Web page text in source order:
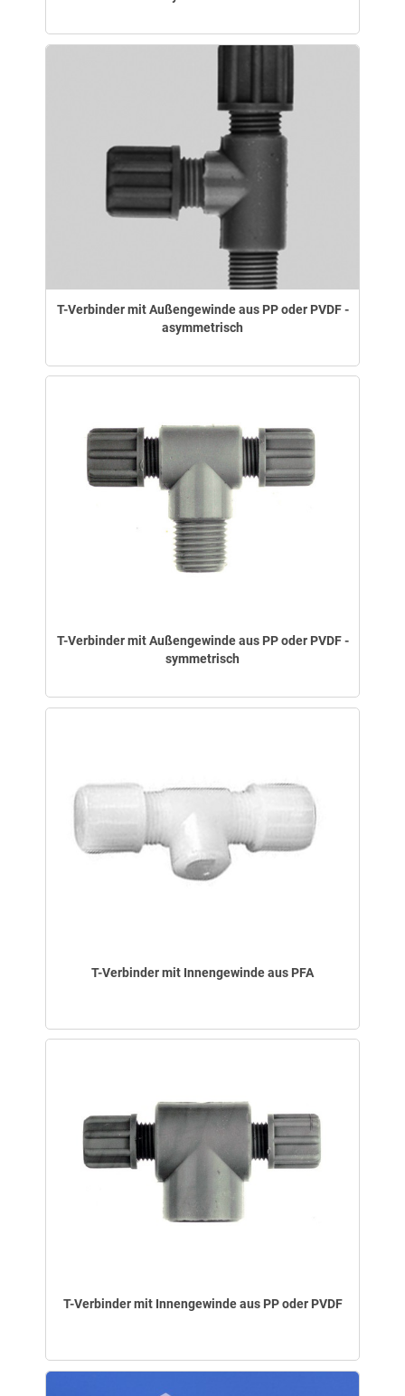
T-Verbinder mit Außengewinde aus PP oder PVDF -
asymmetrisch
T-Verbinder mit Außengewinde aus PP oder PVDF -
symmetrisch
T-Verbinder mit Innengewinde aus PFA
T-Verbinder mit Innengewinde aus PP oder PVDF